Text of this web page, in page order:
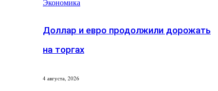
Доллар и евро продолжили дорожать
на торгах
4 августа, 2026